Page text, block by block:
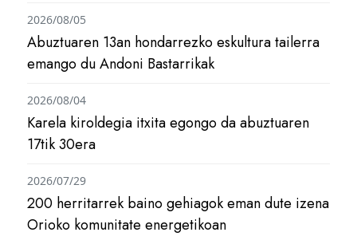
Abuztuaren 13an hondarrezko eskultura tailerra
emango du Andoni Bastarrikak
2026/08/05
Karela kiroldegia itxita egongo da abuztuaren
17tik 30era
2026/08/04
200 herritarrek baino gehiagok eman dute izena
Orioko komunitate energetikoan
2026/07/29